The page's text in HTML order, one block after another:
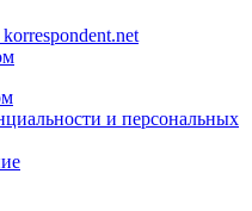
и персональных